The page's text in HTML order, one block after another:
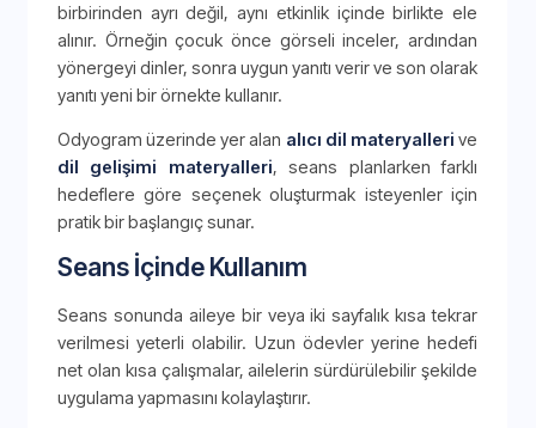
birbirinden ayrı değil, aynı etkinlik içinde birlikte ele
alınır. Örneğin çocuk önce görseli inceler, ardından
yönergeyi dinler, sonra uygun yanıtı verir ve son olarak
yanıtı yeni bir örnekte kullanır.
Odyogram üzerinde yer alan alıcı dil materyalleri ve
dil gelişimi materyalleri, seans planlarken farklı
hedeflere göre seçenek oluşturmak isteyenler için
pratik bir başlangıç sunar.
Seans İçinde Kullanım
Seans sonunda aileye bir veya iki sayfalık kısa tekrar
verilmesi yeterli olabilir. Uzun ödevler yerine hedefi
net olan kısa çalışmalar, ailelerin sürdürülebilir şekilde
uygulama yapmasını kolaylaştırır.